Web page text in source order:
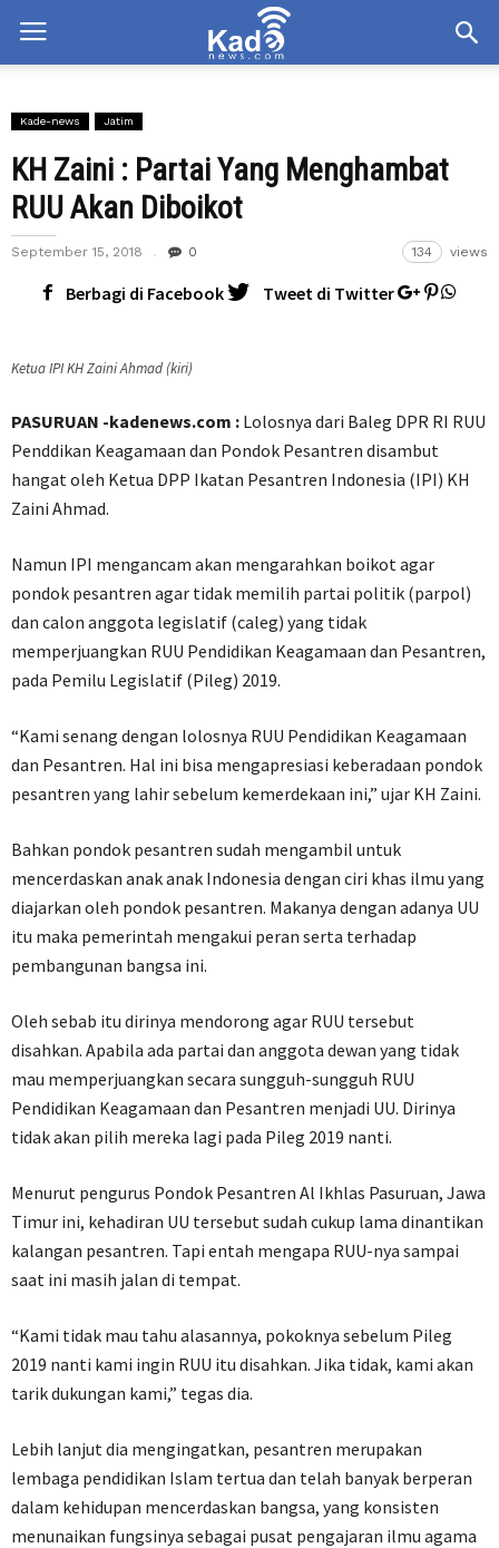
Kade-news Jatim
KH Zaini : Partai Yang Menghambat
RUU Akan Diboikot
September 15, 2018 0 134 views
Berbagi di Facebook Tweet di Twitter
Ketua IPI KH Zaini Ahmad (kiri)
PASURUAN -kadenews.com : Lolosnya dari Baleg DPR RI RUU
Penddikan Keagamaan dan Pondok Pesantren disambut
hangat oleh Ketua DPP Ikatan Pesantren Indonesia (IPI) KH
Zaini Ahmad.
Namun IPI mengancam akan mengarahkan boikot agar
pondok pesantren agar tidak memilih partai politik (parpol)
dan calon anggota legislatif (caleg) yang tidak
memperjuangkan RUU Pendidikan Keagamaan dan Pesantren,
pada Pemilu Legislatif (Pileg) 2019.
“Kami senang dengan lolosnya RUU Pendidikan Keagamaan
dan Pesantren. Hal ini bisa mengapresiasi keberadaan pondok
pesantren yang lahir sebelum kemerdekaan ini,” ujar KH Zaini.
Bahkan pondok pesantren sudah mengambil untuk
mencerdaskan anak anak Indonesia dengan ciri khas ilmu yang
diajarkan oleh pondok pesantren. Makanya dengan adanya UU
itu maka pemerintah mengakui peran serta terhadap
pembangunan bangsa ini.
Oleh sebab itu dirinya mendorong agar RUU tersebut
disahkan. Apabila ada partai dan anggota dewan yang tidak
mau memperjuangkan secara sungguh-sungguh RUU
Pendidikan Keagamaan dan Pesantren menjadi UU. Dirinya
tidak akan pilih mereka lagi pada Pileg 2019 nanti.
Menurut pengurus Pondok Pesantren Al Ikhlas Pasuruan, Jawa
Timur ini, kehadiran UU tersebut sudah cukup lama dinantikan
kalangan pesantren. Tapi entah mengapa RUU-nya sampai
saat ini masih jalan di tempat.
“Kami tidak mau tahu alasannya, pokoknya sebelum Pileg
2019 nanti kami ingin RUU itu disahkan. Jika tidak, kami akan
tarik dukungan kami,” tegas dia.
Lebih lanjut dia mengingatkan, pesantren merupakan
lembaga pendidikan Islam tertua dan telah banyak berperan
dalam kehidupan mencerdaskan bangsa, yang konsisten
menunaikan fungsinya sebagai pusat pengajaran ilmu agama